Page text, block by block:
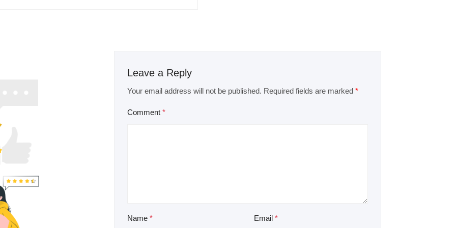
Leave a Reply
Your email address will not be published. Required fields are marked *
Comment *
Name * Email *